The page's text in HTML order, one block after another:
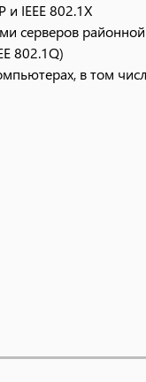
и IEEE 802.1X
серверов районной
802.1Q)
в том